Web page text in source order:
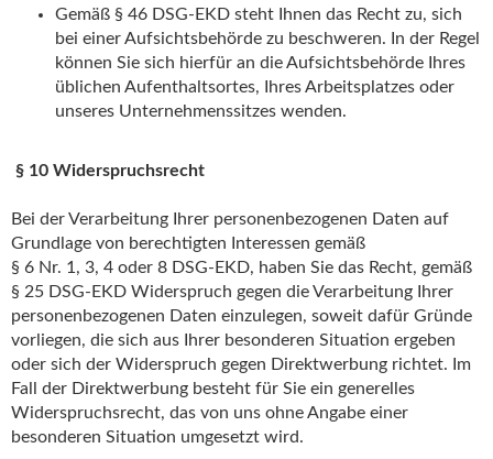
Gemäß § 46 DSG-EKD steht Ihnen das Recht zu, sich
bei einer Aufsichtsbehörde zu beschweren. In der Regel
können Sie sich hierfür an die Aufsichtsbehörde Ihres
üblichen Aufenthaltsortes, Ihres Arbeitsplatzes oder
unseres Unternehmenssitzes wenden.
§ 10 Widerspruchsrecht
Bei der Verarbeitung Ihrer personenbezogenen Daten auf
Grundlage von berechtigten Interessen gemäß
§ 6 Nr. 1, 3, 4 oder 8 DSG-EKD, haben Sie das Recht, gemäß
§ 25 DSG-EKD Widerspruch gegen die Verarbeitung Ihrer
personenbezogenen Daten einzulegen, soweit dafür Gründe
vorliegen, die sich aus Ihrer besonderen Situation ergeben
oder sich der Widerspruch gegen Direktwerbung richtet. Im
Fall der Direktwerbung besteht für Sie ein generelles
Widerspruchsrecht, das von uns ohne Angabe einer
besonderen Situation umgesetzt wird.